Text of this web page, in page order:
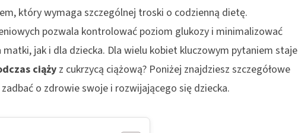
który wymaga szczególnej troski o codzienną dietę.
pozwala kontrolować poziom glukozy i minimalizować
jak i dla dziecka. Dla wielu kobiet kluczowym pytaniem staje
ciąży z cukrzycą ciążową? Poniżej znajdziesz szczegółowe
o zdrowie swoje i rozwijającego się dziecka.